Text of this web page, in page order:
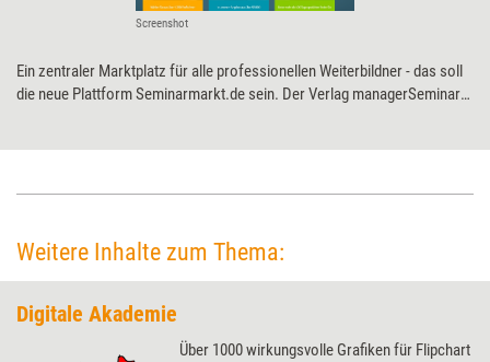
Screenshot
Ein zentraler Marktplatz für alle professionellen Weiterbildner - das soll
die neue Plattform Seminarmarkt.de sein. Der Verlag manager­Seminare
Weitere Inhalte zum Thema:
Digitale Akademie
Über 1000 wirkungsvolle Grafiken für Flipchart